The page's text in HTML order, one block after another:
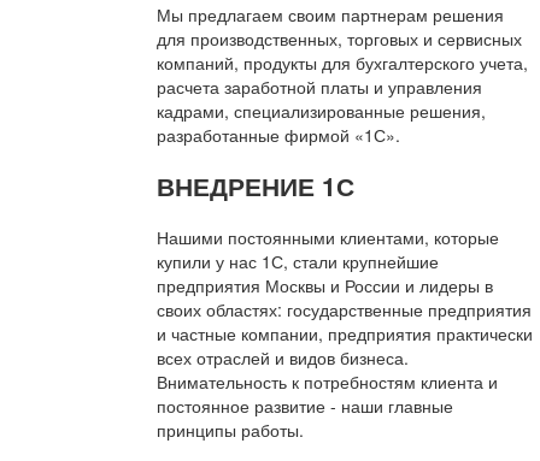
Мы предлагаем своим партнерам решения
для производственных, торговых и сервисных
компаний, продукты для бухгалтерского учета,
расчета заработной платы и управления
кадрами, специализированные решения,
разработанные фирмой «1С».
ВНЕДРЕНИЕ 1С
Нашими постоянными клиентами, которые
купили у нас 1С, стали крупнейшие
предприятия Москвы и России и лидеры в
своих областях: государственные предприятия
и частные компании, предприятия практически
всех отраслей и видов бизнеса.
Внимательность к потребностям клиента и
постоянное развитие - наши главные
принципы работы.